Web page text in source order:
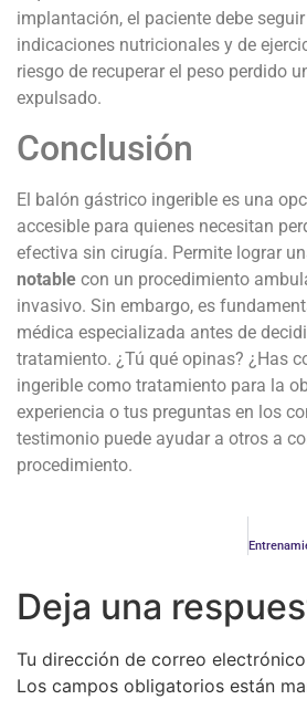
implantación, el paciente debe
indicaciones nutricionales y de
riesgo de recuperar el peso perdido
expulsado.
Conclusión
El balón gástrico ingerible es una
accesible para quienes necesitan
efectiva sin cirugía. Permite lograr
notable con un procedimiento
invasivo. Sin embargo, es
médica especializada antes de
tratamiento. ¿Tú qué opinas? ¿Has
ingerible como tratamiento para la
experiencia o tus preguntas en los
testimonio puede ayudar a otros a
procedimiento.
Deja una
Tu dirección de correo
Los campos obligatorios están